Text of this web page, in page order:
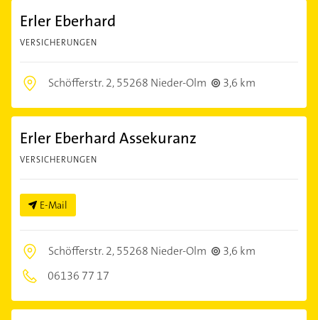
Erler Eberhard
VERSICHERUNGEN
Schöfferstr. 2,55268 Nieder-Olm 3,6 km
Erler Eberhard Assekuranz
VERSICHERUNGEN
E-Mail
Schöfferstr. 2,55268 Nieder-Olm
3,6 km
06136 77 17